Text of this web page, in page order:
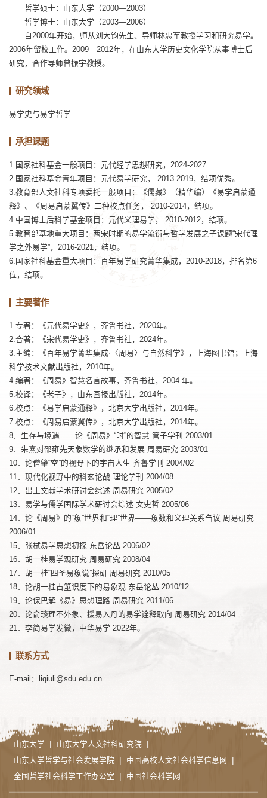
哲学硕士：山东大学（2000—2003）
哲学博士：山东大学（2003—2006）
自2000年开始，师从刘大钧先生、导师林忠军教授学习和研究易学。
2006年留校工作。2009—2012年，在山东大学历史文化学院从事博士后
研究，合作导师曾振宇教授。
研究领域
易学史与易学哲学
承担课题
1.国家社科基金一般项目：元代经学思想研究，2024-2027
2.国家社科基金青年项目：元代易学研究， 2013-2019，结项优秀。
3.教育部人文社科专项委托一般项目：《儒藏》（精华编）《易学启蒙通
释》、《周易启蒙翼传》二种校点任务， 2010-2014，结项。
4.中国博士后科学基金项目：元代义理易学， 2010-2012，结项。
5.教育部基地重大项目：两宋时期的易学流衍与哲学发展之子课题“宋代理
学之外易学”，2016-2021，结项。
6.国家社科基金重大项目：百年易学研究菁华集成，2010-2018，排名第6
位，结项。
主要著作
1.专著：《元代易学史》，齐鲁书社，2020年。
2.合著：《宋代易学史》，齐鲁书社，2024年。
3.主编：《百年易学菁华集成·〈周易〉与自然科学》，上海图书馆；上海
科学技术文献出版社，2010年。
4.编著：《周易》智慧名言故事，齐鲁书社，2004 年。
5.校译：《老子》，山东画报出版社，2014年。
6.校点：《易学启蒙通释》，北京大学出版社，2014年。
7.校点：《周易启蒙翼传》，北京大学出版社，2014年。
8．生存与境遇——论《周易》“时”的智慧 管子学刊 2003/01
9．朱熹对邵雍先天象数学的继承和发展 周易研究 2003/01
10．论僧肇“空”的视野下的宇宙人生 齐鲁学刊 2004/02
11．现代化视野中的科玄论战 理论学刊 2004/08
12．出土文献学术研讨会综述 周易研究 2005/02
13．易学与儒学国际学术研讨会综述 文史哲 2005/06
14．论《周易》的“象”世界和“理”世界——象数和义理关系刍议 周易研究
2006/01
15．张栻易学思想初探 东岳论丛 2006/02
16．胡一桂易学观研究 周易研究 2008/04
17．胡一桂“四圣易象说”探研 周易研究 2010/05
18．论胡一桂占筮识度下的易象观 东岳论丛 2010/12
19．论保巴解《易》思想理路 周易研究 2011/06
20．论俞琰理不外象、援易入丹的易学诠释取向 周易研究 2014/04
21．李简易学发微，中华易学 2022年。
联系方式
E-mail：liqiuli@sdu.edu.cn
山东大学 | 山东大学人文社科研究院 |
山东大学哲学与社会发展学院 | 中国高校人文社会科学信息网 |
全国哲学社会科学工作办公室 | 中国社会科学网